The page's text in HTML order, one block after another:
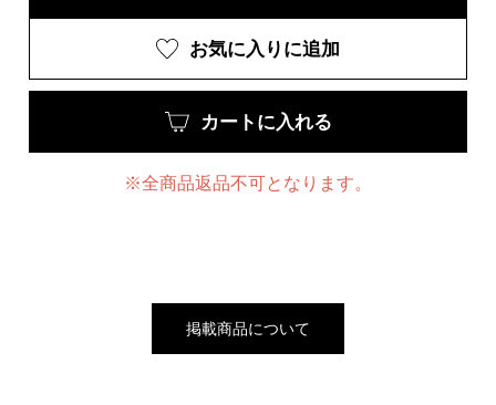
お気に入りに追加
カートに入れる
※全商品返品不可となります。
掲載商品について